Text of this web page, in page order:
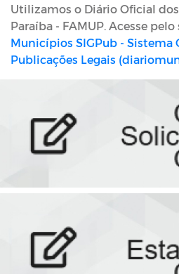
Utilizamos o Diário Oficial
Paraíba - FAMUP. Acesse pelo
Municípios SIGPub - Sistema
Publicações Legais